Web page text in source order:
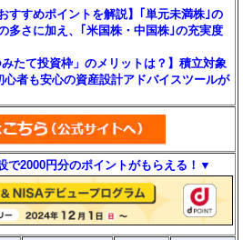
すすめポイントを解説】｢単元未満株｣の
多さに加え、｢米国株・中国株｣の充実度
たて投資枠」のメリットは？】積立対象
者も安心の資産設計アドバイスツールが
で2000円分のポイントがもらえる！▼